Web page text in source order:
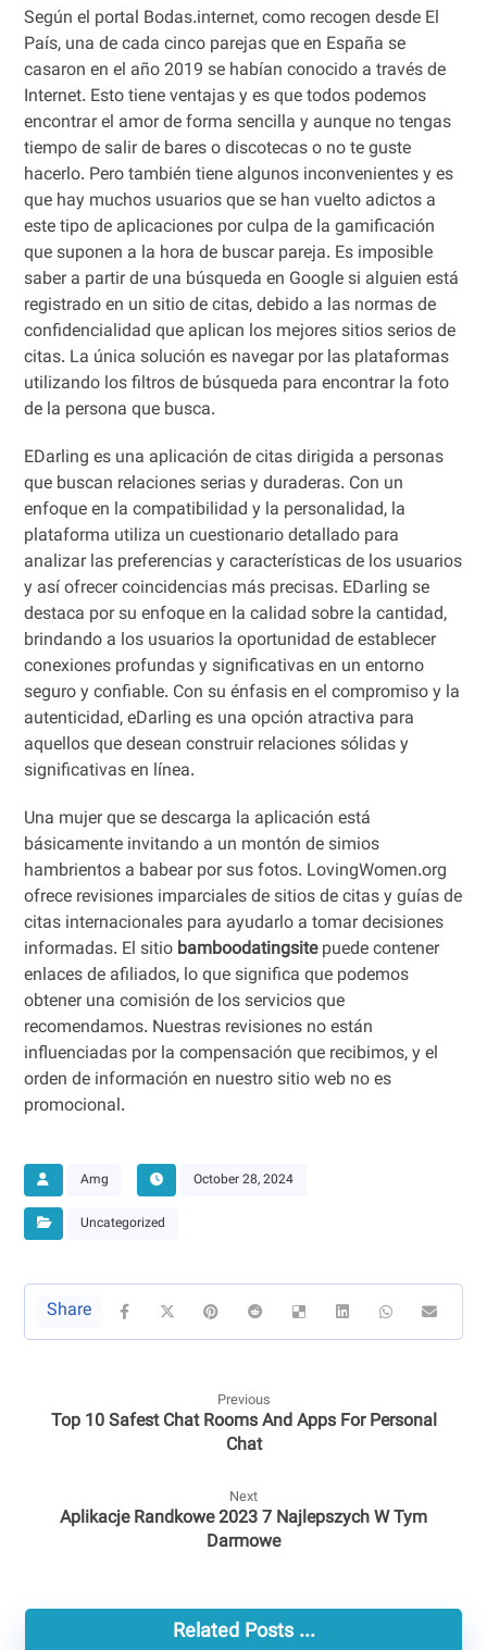
Según el portal Bodas.internet, como recogen desde El
País, una de cada cinco parejas que en España se
casaron en el año 2019 se habían conocido a través de
Internet. Esto tiene ventajas y es que todos podemos
encontrar el amor de forma sencilla y aunque no tengas
tiempo de salir de bares o discotecas o no te guste
hacerlo. Pero también tiene algunos inconvenientes y es
que hay muchos usuarios que se han vuelto adictos a
este tipo de aplicaciones por culpa de la gamificación
que suponen a la hora de buscar pareja. Es imposible
saber a partir de una búsqueda en Google si alguien está
registrado en un sitio de citas, debido a las normas de
confidencialidad que aplican los mejores sitios serios de
citas. La única solución es navegar por las plataformas
utilizando los filtros de búsqueda para encontrar la foto
de la persona que busca.
EDarling es una aplicación de citas dirigida a personas
que buscan relaciones serias y duraderas. Con un
enfoque en la compatibilidad y la personalidad, la
plataforma utiliza un cuestionario detallado para
analizar las preferencias y características de los usuarios
y así ofrecer coincidencias más precisas. EDarling se
destaca por su enfoque en la calidad sobre la cantidad,
brindando a los usuarios la oportunidad de establecer
conexiones profundas y significativas en un entorno
seguro y confiable. Con su énfasis en el compromiso y la
autenticidad, eDarling es una opción atractiva para
aquellos que desean construir relaciones sólidas y
significativas en línea.
Una mujer que se descarga la aplicación está
básicamente invitando a un montón de simios
hambrientos a babear por sus fotos. LovingWomen.org
ofrece revisiones imparciales de sitios de citas y guías de
citas internacionales para ayudarlo a tomar decisiones
informadas. El sitio bamboodatingsitepuede contener
enlaces de afiliados, lo que significa que podemos
obtener una comisión de los servicios que
recomendamos. Nuestras revisiones no están
influenciadas por la compensación que recibimos, y el
orden de información en nuestro sitio web no es
promocional.
Amg October 28, 2024
Uncategorized
Previous
Top 10 Safest Chat Rooms And Apps For Personal
Chat
Next
Aplikacje Randkowe 2023 7 Najlepszych W Tym
Darmowe
Related Posts ...